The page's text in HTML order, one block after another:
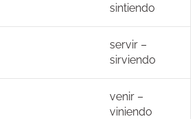
sintiendo
servir –
sirviendo
venir –
viniendo